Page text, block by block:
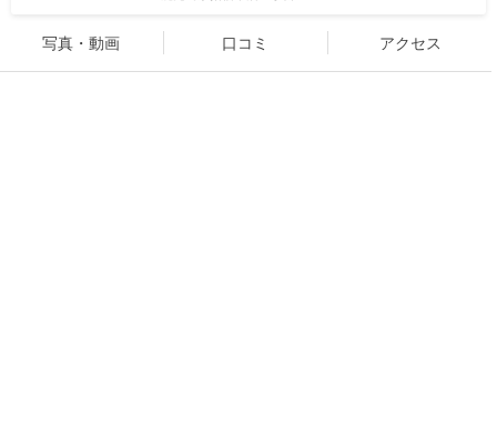
写真・動画 口コミ アクセス